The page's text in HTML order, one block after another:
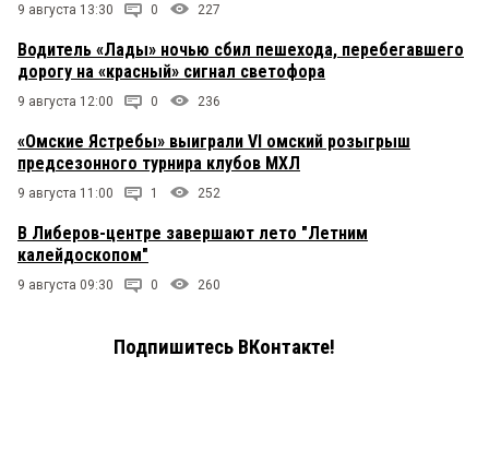
9 августа 13:30 0 227
Водитель «Лады» ночью сбил пешехода, перебегавшего
дорогу на «красный» сигнал светофора
9 августа 12:00 0 236
«Омские Ястребы» выиграли VI омский розыгрыш
предсезонного турнира клубов МХЛ
9 августа 11:00 1 252
В Либеров-центре завершают лето "Летним
калейдоскопом"
9 августа 09:30 0 260
Подпишитесь ВКонтакте!